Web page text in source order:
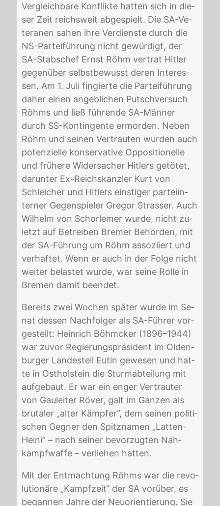
Ver­gleich­ba­re Kon­flik­te hat­ten sich in die­
ser Zeit reichs­weit ab­ge­spielt. Die SA-Ve­
te­ra­nen sa­hen ihre Ver­diens­te durch die
NS-Par­tei­füh­rung nicht ge­wür­digt, der
SA-Stabs­chef Ernst Röhm ver­trat Hit­ler
ge­gen­über selbst­be­wusst de­ren In­ter­es­
sen. Am 1. Juli fin­gier­te die Par­tei­füh­rung
da­her ei­nen an­geb­li­chen Putsch­ver­such
Röhms und ließ füh­ren­de SA-Män­ner
durch SS-Kon­tin­gen­te er­mor­den. Ne­ben
Röhm und sei­nen Ver­trau­ten wur­den auch
po­ten­zi­el­le kon­ser­va­ti­ve Op­po­si­tio­nel­le
und frü­he­re Wi­der­sa­cher Hit­lers ge­tö­tet,
dar­un­ter Ex-Reichs­kanz­ler Kurt von
Schlei­cher und Hit­lers eins­ti­ger par­tei­in­
ter­ner Ge­gen­spie­ler Gre­gor Stras­ser. Auch
Wil­helm von Schor­le­mer wur­de, nicht zu­
letzt auf Be­trei­ben Bre­mer Be­hör­den, mit
der SA-Füh­rung um Röhm as­so­zi­iert und
ver­haf­tet. Wenn er auch in der Fol­ge nicht
wei­ter be­las­tet wur­de, war sei­ne Rol­le in
Bre­men da­mit be­en­det.
Be­reits zwei Wo­chen spä­ter wur­de im Se­
nat des­sen Nach­fol­ger als SA-Füh­rer vor­
ge­stellt: Hein­rich Böhm­cker (1896–1944)
war zu­vor Re­gie­rungs­prä­si­dent im Ol­den­
bur­ger Lan­des­teil Eu­tin ge­we­sen und hat­
te in Ost­hol­stein die Sturm­ab­tei­lung mit
auf­ge­baut. Er war ein en­ger Ver­trau­ter
von Gau­lei­ter Rö­ver, galt im Gan­zen als
bru­ta­ler „al­ter Kämp­fer“, dem sei­nen po­li­ti­
schen Geg­ner den Spitz­na­men „Lat­ten-
Hei­ni“ – nach sei­ner be­vor­zug­ten Nah­
kampf­waf­fe – ver­lie­hen hat­ten.
Mit der Ent­mach­tung Röhms war die re­vo­
lu­tio­nä­re „Kampf­zeit“ der SA vor­über, es
be­gan­nen Jah­re der Neu­ori­en­tie­rung. Sie